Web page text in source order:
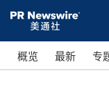
概览 最新 专